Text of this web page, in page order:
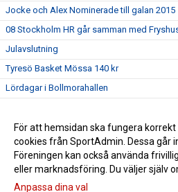
Jocke och Alex Nominerade till galan 2015
08 Stockholm HR går samman med
Julavslutning
Tyresö Basket Mössa 140 kr
Lördagar i Bollmorahallen
Semifinal 4 i Norrköping
Påminnelse påsklovs camp
För att hemsidan ska fungera
cookies från SportAdmin. Dessa går
Föreningen kan också använda
eller marknadsföring. Du väljer själv
Anpassa dina val